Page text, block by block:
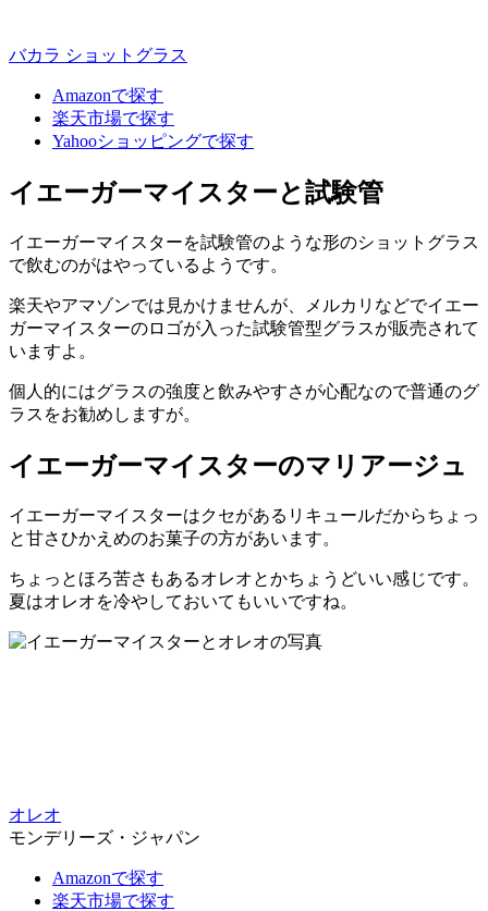
バカラ ショットグラス
Amazonで探す
楽天市場で探す
Yahooショッピングで探す
イエーガーマイスターと試験管
イエーガーマイスターを試験管のような形のショットグラス
で飲むのがはやっているようです。
楽天やアマゾンでは見かけませんが、メルカリなどでイエー
ガーマイスターのロゴが入った試験管型グラスが販売されて
いますよ。
個人的にはグラスの強度と飲みやすさが心配なので普通のグ
ラスをお勧めしますが。
イエーガーマイスターのマリアージュ
イエーガーマイスターはクセがあるリキュールだからちょっ
と甘さひかえめのお菓子の方があいます。
ちょっとほろ苦さもあるオレオとかちょうどいい感じです。
夏はオレオを冷やしておいてもいいですね。
オレオ
モンデリーズ・ジャパン
Amazonで探す
楽天市場で探す